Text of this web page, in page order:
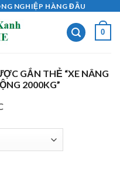
NGHIỆP HÀNG ĐẦU
0
GẮN THẺ “XE NÂNG
2000KG”